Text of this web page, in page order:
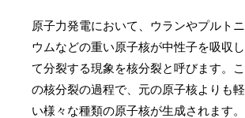
原子力発電において、ウランやプルトニ
ウムなどの重い原子核が中性子を吸収し
て分裂する現象を核分裂と呼びます。こ
の核分裂の過程で、元の原子核よりも軽
い様々な種類の原子核が生成されます。